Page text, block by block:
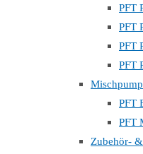
PFT
PFT
PFT
PFT
PFT
PFT
Zubehör-